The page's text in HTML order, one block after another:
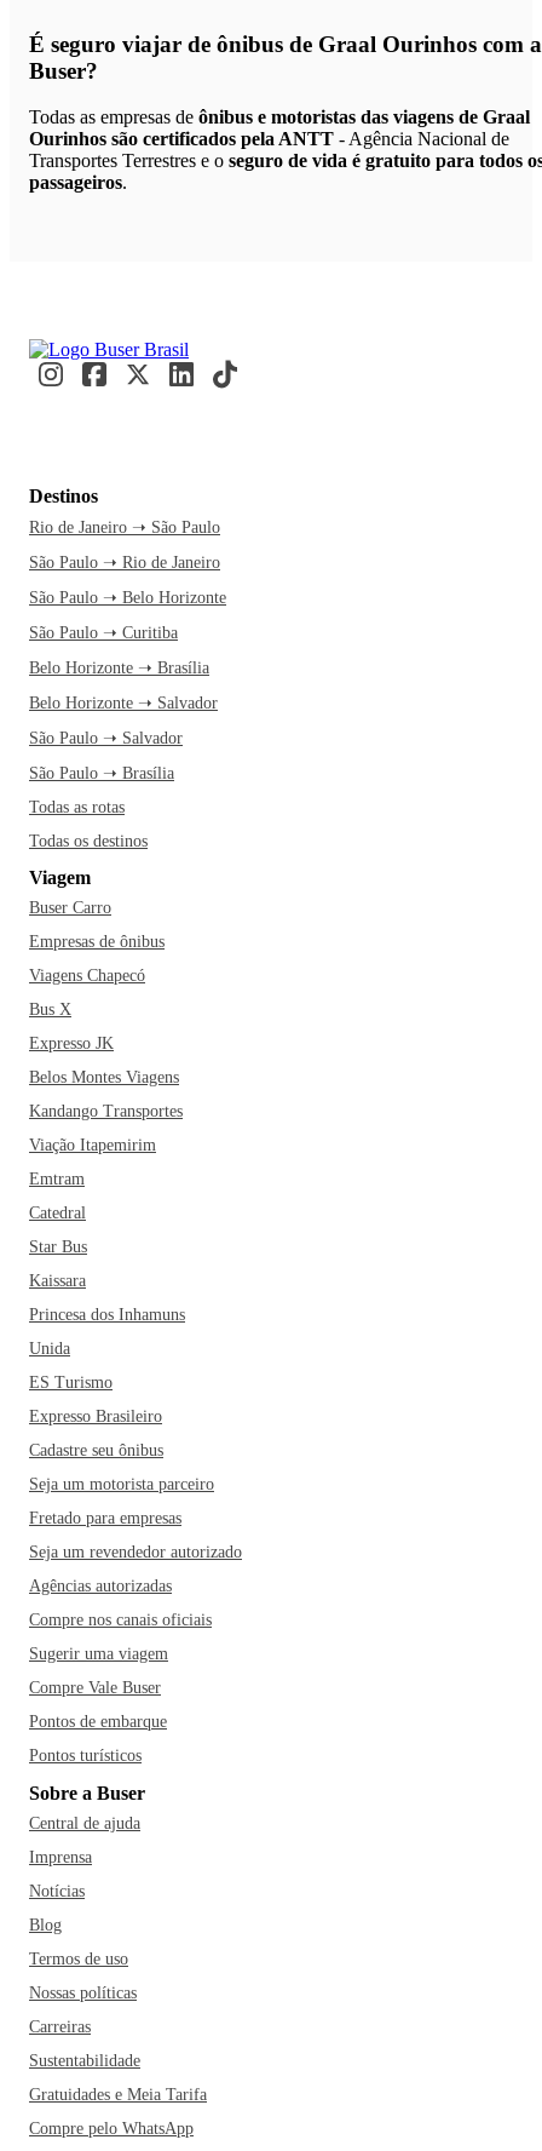
É seguro viajar de ônibus de Graal Ourinhos com a
Buser?
Todas as empresas de ônibus e motoristas das viagens de Graal
Ourinhos são certificados pela ANTT - Agência Nacional de
Transportes Terrestres e o seguro de vida é gratuito para todos
passageiros.
Destinos
Rio de Janeiro ➝ São Paulo
São Paulo ➝ Rio de Janeiro
São Paulo ➝ Belo Horizonte
São Paulo ➝ Curitiba
Belo Horizonte ➝ Brasília
Belo Horizonte ➝ Salvador
São Paulo ➝ Salvador
São Paulo ➝ Brasília
Todas as rotas
Todas os destinos
Viagem
Buser Carro
Empresas de ônibus
Viagens Chapecó
Bus X
Expresso JK
Belos Montes Viagens
Kandango Transportes
Viação Itapemirim
Emtram
Catedral
Star Bus
Kaissara
Princesa dos Inhamuns
Unida
ES Turismo
Expresso Brasileiro
Cadastre seu ônibus
Seja um motorista parceiro
Fretado para empresas
Seja um revendedor autorizado
Agências autorizadas
Compre nos canais oficiais
Sugerir uma viagem
Compre Vale Buser
Pontos de embarque
Pontos turísticos
Sobre a Buser
Central de ajuda
Imprensa
Notícias
Blog
Termos de uso
Nossas políticas
Carreiras
Sustentabilidade
Gratuidades e Meia Tarifa
Compre pelo WhatsApp